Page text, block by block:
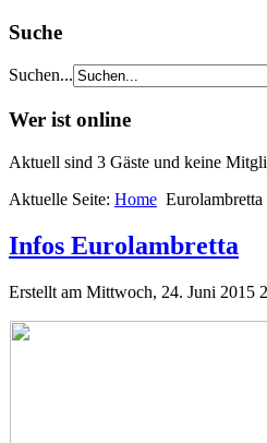
Suche
Suchen...
Wer ist online
Aktuell sind 3 Gäste und keine
Aktuelle Seite: Home Eurolambretta
Infos Eurolambretta
Erstellt am Mittwoch, 24. Juni 2015